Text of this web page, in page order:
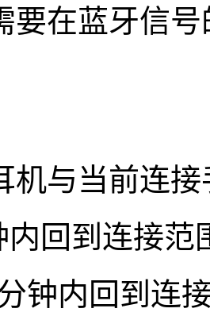
要在蓝牙信
机与当前连
内回到连接
钟内回到连